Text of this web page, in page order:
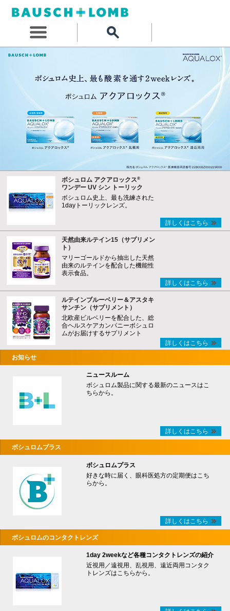
ボシュロム アクアロックス®
ワンデー UV シン トーリック
ボシュロム史上、最も洗練された
1dayトーリックレンズ。
詳しくはこちら
天然由来ルテイン15（サプリメン
ト）
マリーゴールドから抽出した天然
由来のルテインを配合した機能性
表示食品。
詳しくはこちら
ルテインブルーベリー＆アスタキ
サンチン（サプリメント）
北欧産ビルベリーを配合した、総
合ヘルスケアカンパニーボシュロ
ムがお届けするサプリメント
詳しくはこちら
お知らせ
ニュースルーム
ボシュロム製品に関する最新のニュースはこ
ちらから。
詳しくはこちら
ボシュロムプラス
ボシュロムプラス
好きな時に届く、眼科医処方の定期便はこち
らから。
詳しくはこちら
ボシュロムのコンタクトレンズ
1day 2weekなど各種コンタクトレンズの紹介
近視用／遠視用、乱視用、遠近両用コンタク
トレンズはこちらから。